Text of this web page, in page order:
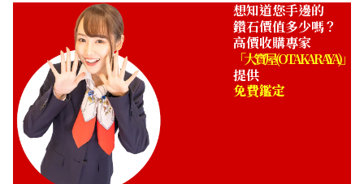
想知道您手邊的
鑽石價值多少嗎？
高價收購專家
「大寶屋 (OTAKARAYA)」
提供
免費鑑定